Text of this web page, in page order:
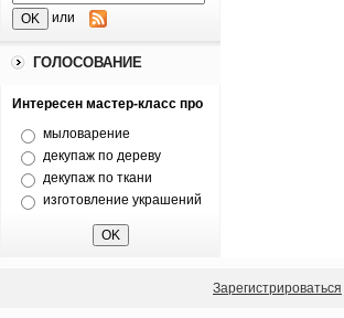
или
ГОЛОСОВАНИЕ
Интересен мастер-класс про
мыловарение
декупаж по дереву
декупаж по ткани
изготовление украшений
Зарегистрироваться